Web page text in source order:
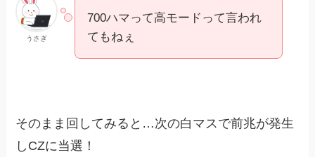
うさぎ
700ハマって高モードって言われ
てもねぇ
そのまま回してみると…次の白マスで前兆が発生
しCZに当選！